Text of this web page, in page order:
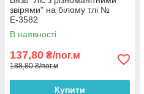
звірями" на білому тлі №
Е-3582
В наявності
137,80 ₴/пог.м
188,80 ₴/пог.м
Купити